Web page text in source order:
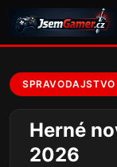
SPRAVODAJSTVO
Herné
2026